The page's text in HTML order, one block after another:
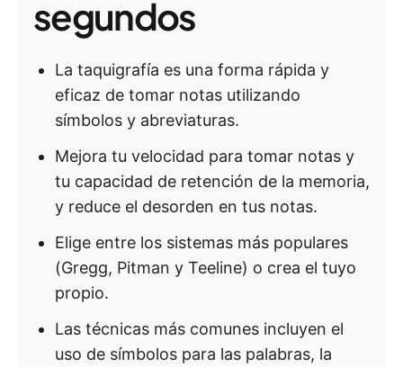
segundos
La taquigrafía es una forma rápida y
eficaz de tomar notas utilizando
símbolos y abreviaturas.
Mejora tu velocidad para tomar notas y
tu capacidad de retención de la memoria,
y reduce el desorden en tus notas.
Elige entre los sistemas más populares
(Gregg, Pitman y Teeline) o crea el tuyo
propio.
Las técnicas más comunes incluyen el
uso de símbolos para las palabras, la